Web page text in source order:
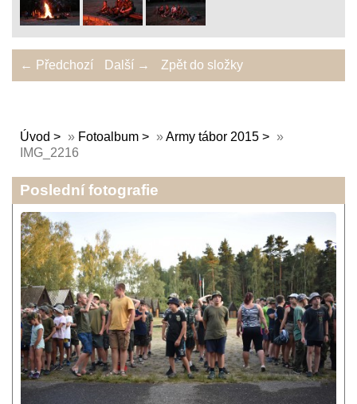
← Předchozí Další → Zpět do složky
Úvod » Fotoalbum »Army tábor 2015
»
IMG_2216
Poslední fotografie